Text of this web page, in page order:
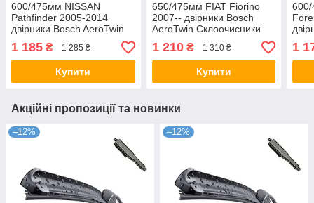
600/475мм NISSAN
Pathfinder 2005-2014
двірники Bosch AeroTwin
Склоочисники
1 185 ₴ 1 285 ₴
Купити
650/475мм FIAT Fiorino
2007-- двірники Bosch
AeroTwin Склоочисники
1 210₴ 1 310 ₴
Купити
1
Акційні пропозиції та новинки
–12% –12%